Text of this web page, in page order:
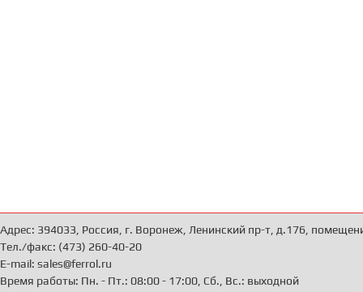
Адрес: 394033, Россия, г. Воронеж, Ленинский пр-т, д.176,
Тел./факс: (473) 260-40-20
E-mail: sales@ferrol.ru
Время работы: Пн. - Пт.: 08:00 - 17:00, Сб., Вс.: выходной